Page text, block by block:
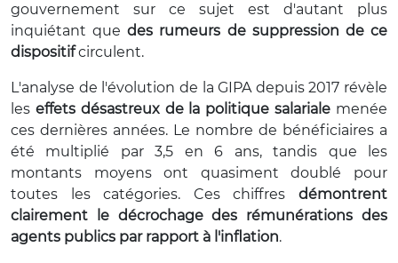
gouvernement sur ce sujet est d'autant plus
inquiétant quedes rumeurs de suppression de ce
dispositifcirculent.
L'analyse de l'évolution de la GIPA depuis 2017 révèle
les effets désastreux de la politique salariale menée
ces dernières années. Le nombre de bénéficiaires a
été multiplié par 3,5 en 6 ans, tandis que les
montants moyens ont quasiment doublé pour
toutes les catégories. Ces chiffres démontrent
clairement le décrochage des rémunérations des
agents publics par rapport à l'inflation.